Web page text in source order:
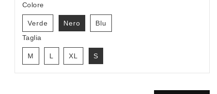
Colore
Verde Nero
Blu
Taglia
M L XL S